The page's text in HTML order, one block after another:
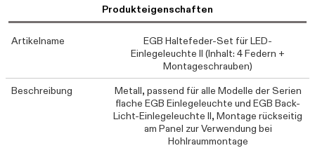
Produkteigenschaften
Artikelname
EGB Haltefeder-Set für LED-
Einlegeleuchte II (Inhalt: 4 Federn +
Montageschrauben)
Beschreibung
Metall, passend für alle Modelle der Serien
flache EGB Einlegeleuchte und EGB Back-
Licht-Einlegeleuchte II, Montage rückseitig
am Panel zur Verwendung bei
Hohlraummontage